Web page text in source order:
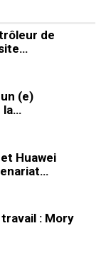
de
(e)
la…
Huawei
: Mory